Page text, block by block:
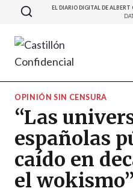
Saltar
contenido
EL DIARIO DIGITAL DE ALBERT
OPINIÓN SIN CENSURA
“Las
españolas
caído en
el wokismo”